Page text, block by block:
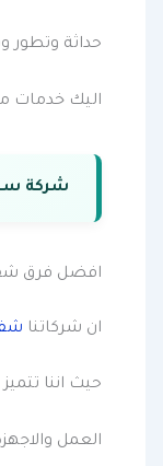
حداثة وتطور
اليك خدمات
شركة
افضل فرق
ان شركاتنا
حيث اننا
العمل